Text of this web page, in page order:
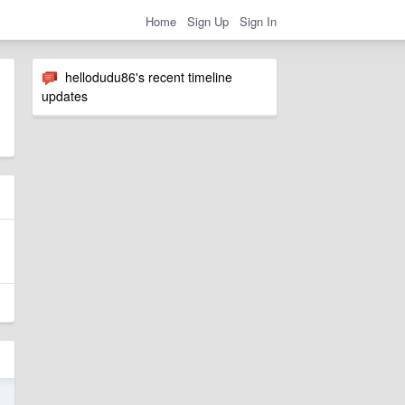
Home Sign Up Sign In
hellodudu86's recent timeline
updates